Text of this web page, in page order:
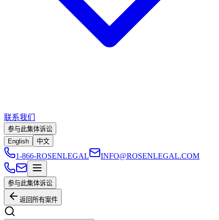
联系我们
参与此集体诉讼
English
中文
1-866-ROSENLEGAL INFO@ROSENLEGAL.COM
参与此集体诉讼
返回所有案件